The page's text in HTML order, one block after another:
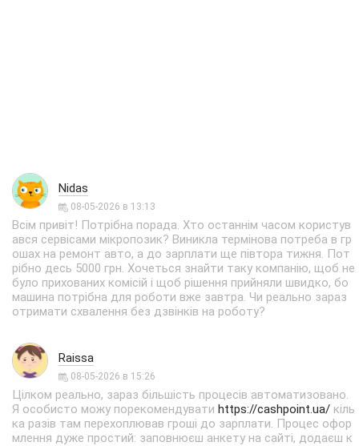
Nidas
08-05-2026 в 13:13
Всім привіт! Потрібна порада. Хто останнім часом користув
ався сервісами мікропозик? Виникла термінова потреба в гр
ошах на ремонт авто, а до зарплати ще півтора тижня. Пот
рібно десь 5000 грн. Хочеться знайти таку компанію, щоб не
було прихованих комісій і щоб рішення прийняли швидко, бо
машина потрібна для роботи вже завтра. Чи реально зараз
отримати схвалення без дзвінків на роботу?
Raissa
08-05-2026 в 15:26
Цілком реально, зараз більшість процесів автоматизовано.
Я особисто можу порекомендувати https://cashpoint.ua/ кіль
ка разів там перехоплював гроші до зарплати. Процес офор
млення дуже простий: заповнюєш анкету на сайті, додаєш к